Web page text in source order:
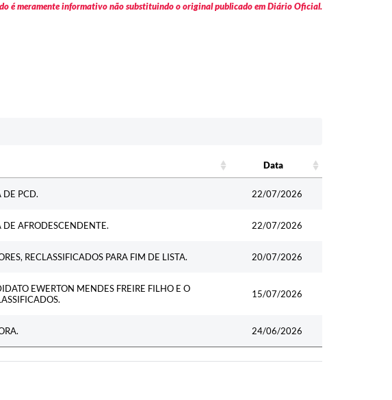
é meramente informativo não substituindo o original publicado em Diário Oficial.
Data
DE PCD. 22/07/2026
AFRODESCENDENTE. 22/07/2026
RECLASSIFICADOS PARA FIM DE LISTA. 20/07/2026
EWERTON MENDES FREIRE FILHO E O
15/07/2026
24/06/2026